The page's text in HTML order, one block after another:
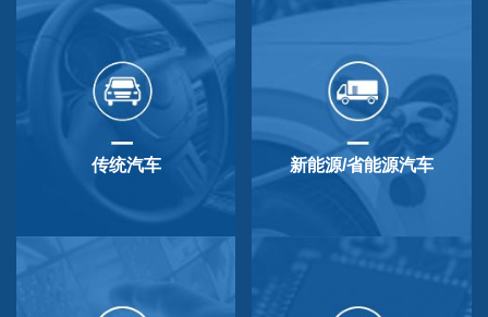
传统汽车 新能源/省能源汽车